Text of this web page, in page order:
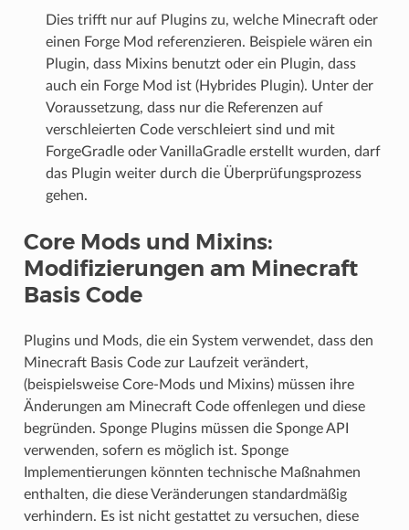
Dies trifft nur auf Plugins zu, welche Minecraft oder
einen Forge Mod referenzieren. Beispiele wären ein
Plugin, dass Mixins benutzt oder ein Plugin, dass
auch ein Forge Mod ist (Hybrides Plugin). Unter der
Voraussetzung, dass nur die Referenzen auf
verschleierten Code verschleiert sind und mit
ForgeGradle oder VanillaGradle erstellt wurden, darf
das Plugin weiter durch die Überprüfungsprozess
gehen.
Core Mods und Mixins:
Modifizierungen am Minecraft
Basis Code
Plugins und Mods, die ein System verwendet, dass den
Minecraft Basis Code zur Laufzeit verändert,
(beispielsweise Core-Mods und Mixins) müssen ihre
Änderungen am Minecraft Code offenlegen und diese
begründen. Sponge Plugins müssen die Sponge API
verwenden, sofern es möglich ist. Sponge
Implementierungen könnten technische Maßnahmen
enthalten, die diese Veränderungen standardmäßig
verhindern. Es ist nicht gestattet zu versuchen, diese